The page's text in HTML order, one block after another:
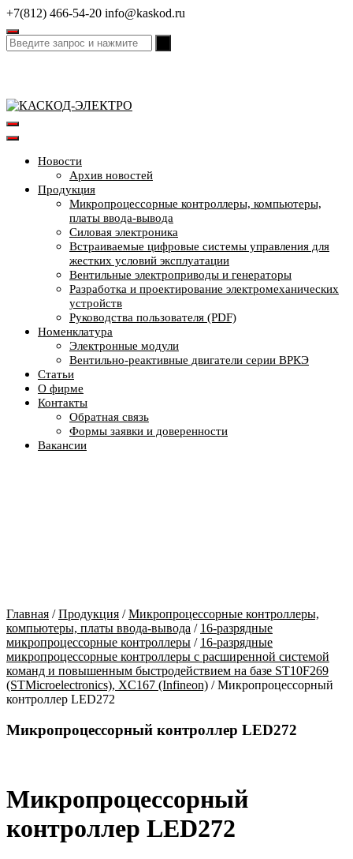
Перейти
к
содержимому
+7(812) 466-54-20 info@kaskod.ru
Новости
Архив новостей
Продукция
Микропроцессорные контроллеры, компьютеры,
платы ввода-вывода
Силовая электроника
Встраиваемые цифровые системы управления для
жестких условий эксплуатации
Вентильные электроприводы и генераторы
Разработка и проектирование электромеханических
устройств
Руководства пользователя (PDF)
Номенклатура
Электронные модули
Вентильно-реактивные двигатели серии ВРКЭ
Статьи
О фирме
Контакты
Обратная связь
Формы заявки и доверенности
Вакансии
Главная /Продукция /Микропроцессорные контроллеры,
компьютеры, платы ввода-вывода / 16-разрядные
микропроцессорные контроллеры / 16-разрядные
микропроцессорные контроллеры c расширенной системой
команд и повышенным быстродействием на базе ST10F269
(STMicroelectronics), XC167 (Infineon) / Микропроцессорный
контроллер LED272
Микропроцессорный контроллер LED272
Микропроцессорный
контроллер LED272